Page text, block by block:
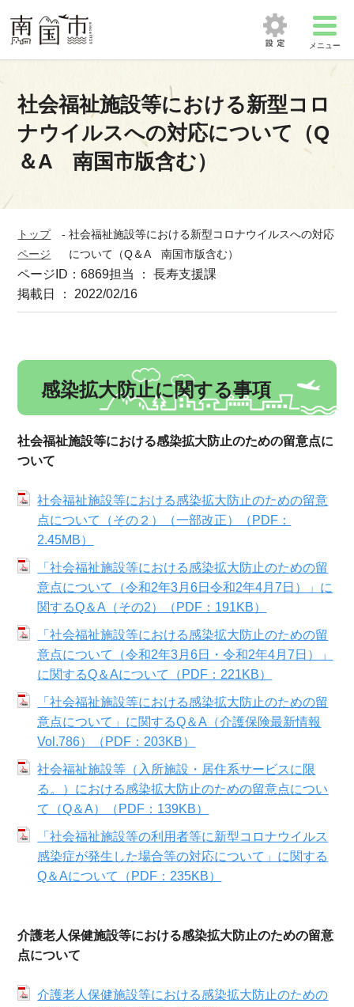
メニュー
社会福祉施設等における新型コロ
ナウイルスへの対応について（Q
＆A 南国市版含む）
トップ
ページ
-社会福祉施設等における新型コロナウイルスへの対応
について（Q＆A 南国市版含む）
ページID：6869担当 ： 長寿支援課
掲載日 ： 2022/02/16
感染拡大防止に関する事項
社会福祉施設等における感染拡大防止のための留意点に
ついて
社会福祉施設等における感染拡大防止のための留意
点について（その２）（一部改正）（PDF：
2.45MB）
「社会福祉施設等における感染拡大防止のための留
意点について（令和2年3月6日令和2年4月7日）」に
関するQ＆A（その2）（PDF：191KB）
「社会福祉施設等における感染拡大防止のための留
意点について（令和2年3月6日・令和2年4月7日）」
に関するQ＆Aについて（PDF：221KB）
「社会福祉施設等における感染拡大防止のための留
意点について」に関するQ＆A（介護保険最新情報
Vol.786）（PDF：203KB）
社会福祉施設等（入所施設・居住系サービスに限
る。）における感染拡大防止のための留意点につい
て（Q＆A）（PDF：139KB）
「社会福祉施設等の利用者等に新型コロナウイルス
感染症が発生した場合等の対応について」に関する
Q＆Aについて（PDF：235KB）
介護老人保健施設等における感染拡大防止のための留意
点について
介護老人保健施設等における感染拡大防止のための